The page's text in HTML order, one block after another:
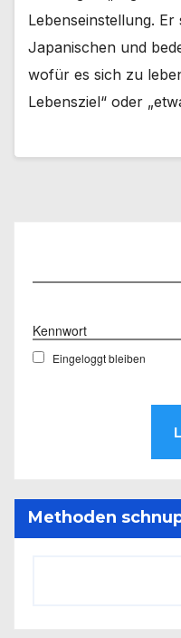
Lebenseinstellung. Er
Japanischen und
wofür es sich zu
Lebensziel“ oder
Kennwort
Eingeloggt bleiben
Methoden